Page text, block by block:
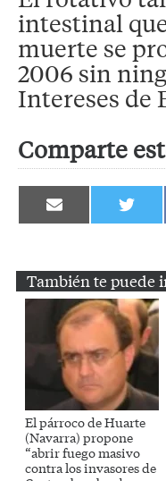
intestinal
muerte se
2006 sin
Intereses de
Comparte
Compartir
en en
También te puede
El párroco de Huarte
(Navarra) propone
“abrir fuego masivo
contra los invasores de